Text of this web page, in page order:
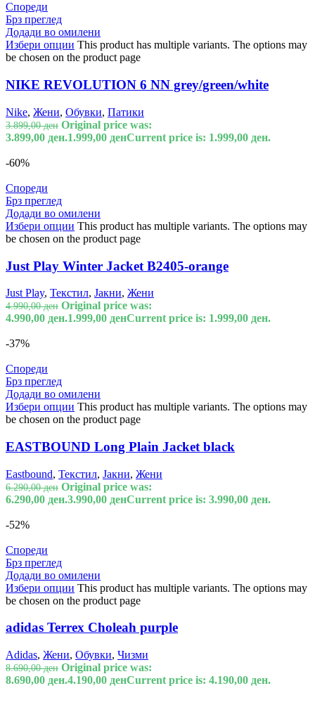
Спореди
Брз преглед
Додади во омилени
Избери опции This product has multiple variants. The options may
be chosen on the product page
NIKE REVOLUTION 6 NN grey/green/white
Nike, Жени, Обувки, Патики
3.899,00ден Original price was:
3.899,00 ден.1.999,00 денCurrent price is: 1.999,00 ден.
-60%
Спореди
Брз преглед
Додади во омилени
Избери опции This product has multiple variants. The options may
be chosen on the product page
Just Play Winter Jacket B2405-orange
Just Play, Текстил, Јакни, Жени
4.990,00ден Original price was:
4.990,00 ден.1.999,00 денCurrent price is: 1.999,00 ден.
-37%
Спореди
Брз преглед
Додади во омилени
Избери опции This product has multiple variants. The options may
be chosen on the product page
EASTBOUND Long Plain Jacket black
Eastbound, Текстил, Јакни, Жени
6.290,00ден Original price was:
6.290,00 ден.3.990,00 денCurrent price is: 3.990,00 ден.
-52%
Спореди
Брз преглед
Додади во омилени
Избери опции This product has multiple variants. The options may
be chosen on the product page
adidas Terrex Choleah purple
Adidas, Жени, Обувки, Чизми
8.690,00ден Original price was:
8.690,00 ден.4.190,00 денCurrent price is: 4.190,00 ден.